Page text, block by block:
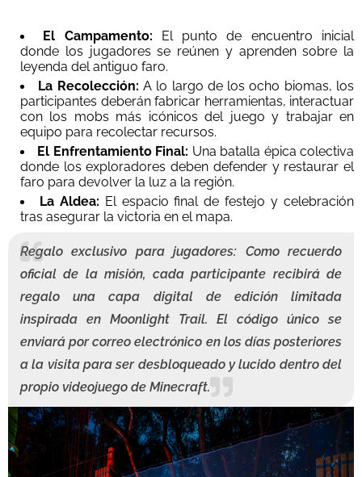
El Campamento: El punto de encuentro inicial
donde los jugadores se reúnen y aprenden sobre la
leyenda del antiguo faro.
La Recolección: A lo largo de los ocho biomas, los
participantes deberán fabricar herramientas, interactuar
con los mobs más icónicos del juego y trabajar en
equipo para recolectar recursos.
El Enfrentamiento Final: Una batalla épica colectiva
donde los exploradores deben defender y restaurar el
faro para devolver la luz a la región.
La Aldea: El espacio final de festejo y celebración
tras asegurar la victoria en el mapa.
Regalo exclusivo para jugadores: Como recuerdo
oficial de la misión, cada participante recibirá de
regalo unacapa digital de edición limitada
inspirada en Moonlight Trail. El código único se
enviará por correo electrónico en los días posteriores
a la visita para ser desbloqueado y lucido dentro del
propio videojuego de Minecraft.